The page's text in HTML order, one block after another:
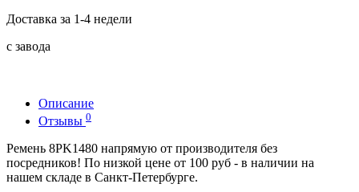
Доставка за 1-4 недели
с завода
Описание
Отзывы 0
Ремень 8PK1480 напрямую от производителя без
посредников! По низкой цене от 100 руб - в наличии на
нашем складе в Санкт-Петербурге.